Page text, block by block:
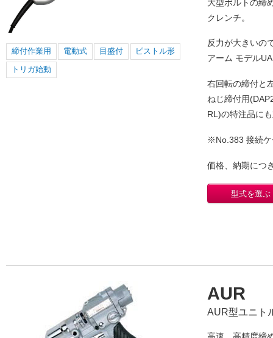
締付作業用 電動式 目盛付
ピストル形
トリガ始動
大型ボルトの締
クレンチ。
反力が大きいの
アーム モデル
右回転の締付と
ねじ締付用
RL)の特注品に
※No.383 接続ケ
価格、納期につ
型式を選ぶ
AUR
AUR型ユニト